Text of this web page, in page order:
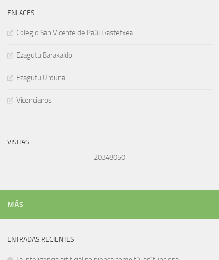
ENLACES
Colegio San Vicente de Paúl Ikastetxea
Ezagutu Barakaldo
Ezagutu Urduna
Vicencianos
VISITAS:
20348050
MÁS
ENTRADAS RECIENTES